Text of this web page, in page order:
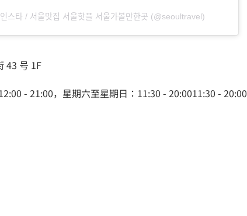
스타 / 서울맛집 서울핫플 서울가볼만한곳 (@seoultravel)
43 号 1F
- 21:00，星期六至星期日：11:30 - 20:0011:30 - 20:00